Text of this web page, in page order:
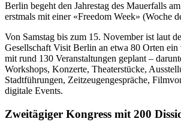
Berlin begeht den Jahrestag des Mauerfalls
erstmals mit einer «Freedom Week» (Woche
Von Samstag bis zum 15. November ist laut
Gesellschaft Visit Berlin an etwa 80 Orten
mit rund 130 Veranstaltungen geplant –
Workshops, Konzerte, Theaterstücke,
Stadtführungen, Zeitzeugengespräche,
digitale Events.
Zweitägiger Kongress mit 200